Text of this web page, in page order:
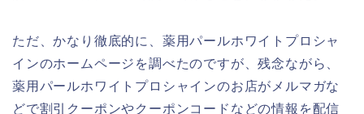
ただ、かなり徹底的に、薬用パールホワイトプロシャ
インのホームページを調べたのですが、残念ながら、
薬用パールホワイトプロシャインのお店がメルマガな
どで割引クーポンやクーポンコードなどの情報を配信